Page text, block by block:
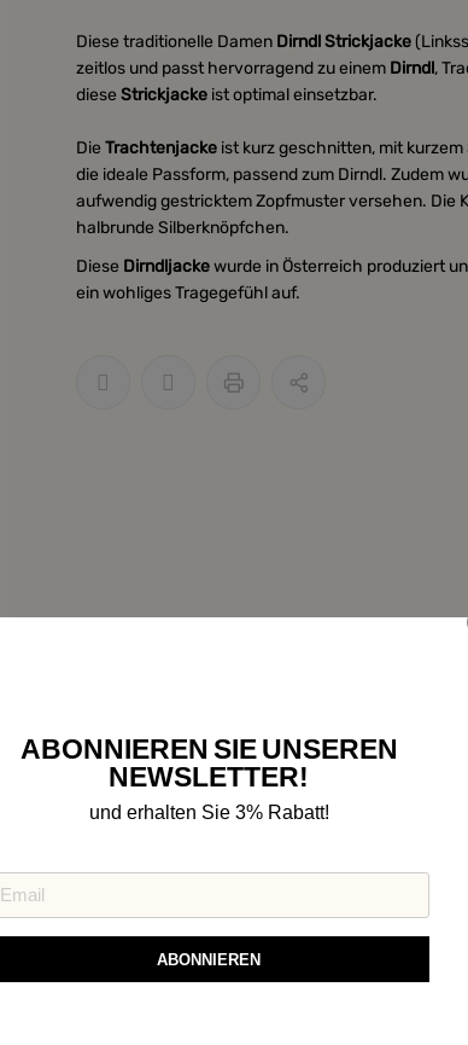
Diese traditionelle Damen Dirndl Strickjacke
zeitlos und passt hervorragend zu einem Dirndl,
diese Strickjacke ist optimal einsetzbar.
Die Trachtenjacke ist kurz geschnitten, mit
die ideale Passform, passend zum Dirndl. Zudem
aufwendig gestricktem Zopfmuster versehen. Die
halbrunde Silberknöpfchen.
Diese Dirndljackewurde in Österreich produziert
ein wohliges Tragegefühl auf.
ABONNIEREN SIE UNSEREN
NEWSLETTER!
und erhalten Sie 3% Rabatt!
ABONNIEREN